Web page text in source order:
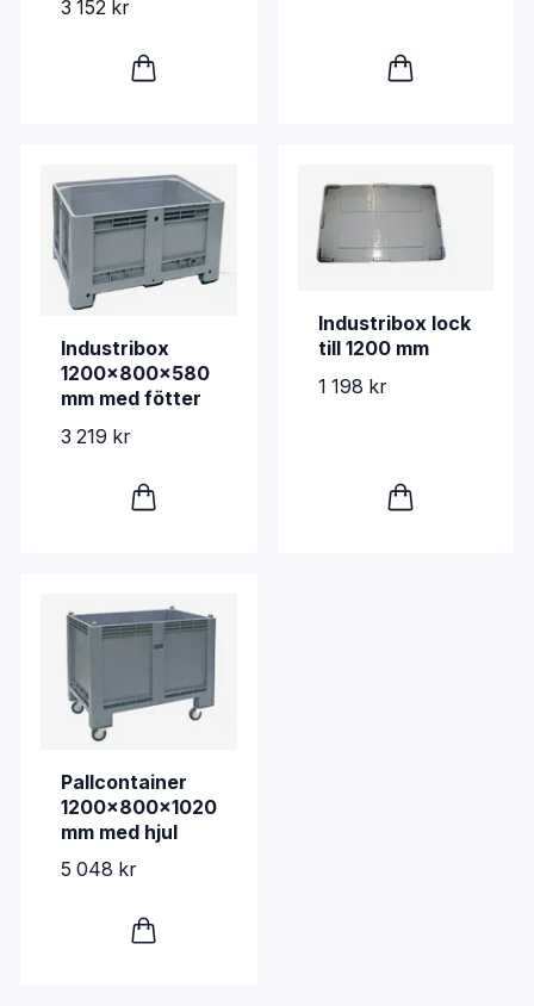
3 152 kr
Industribox
1200x800x580
mm med fötter
3 219 kr
Industribox lock
till 1200 mm
1 198 kr
Pallcontainer
1200x800x1020
mm med hjul
5 048 kr